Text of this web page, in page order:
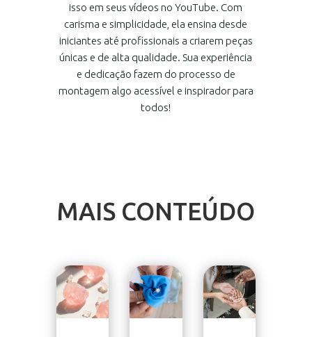
isso em seus vídeos no YouTube. Com
carisma e simplicidade, ela ensina desde
iniciantes até profissionais a criarem peças
únicas e de alta qualidade. Sua experiência
e dedicação fazem do processo de
montagem algo acessível e inspirador para
todos!
MAIS CONTEÚDO